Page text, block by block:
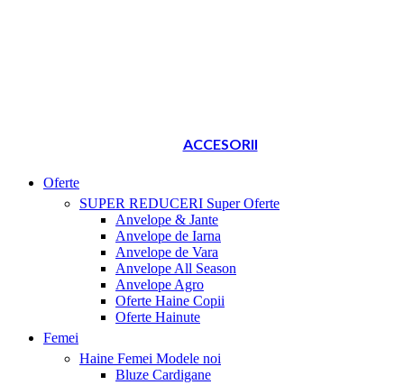
ACCESORII
Oferte
SUPER REDUCERI Super Oferte
Anvelope & Jante
Anvelope de Iarna
Anvelope de Vara
Anvelope All Season
Anvelope Agro
Oferte Haine Copii
Oferte Hainute
Femei
Haine Femei Modele noi
Bluze Cardigane